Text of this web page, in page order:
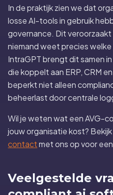
In de praktijk zien we dat
losse AI-tools in gebruik
governance. Dit
niemand weet precies
IntraGPT brengt dit samen
die koppelt aan ERP, CRM
beperkt niet alleen
beheerlast door centrale
Wil je weten wat een AVG-
jouw organisatie kost?
contactmet ons op voor
Veelgestelde